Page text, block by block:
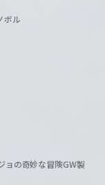
ボル
ョの奇妙な冒険GW製